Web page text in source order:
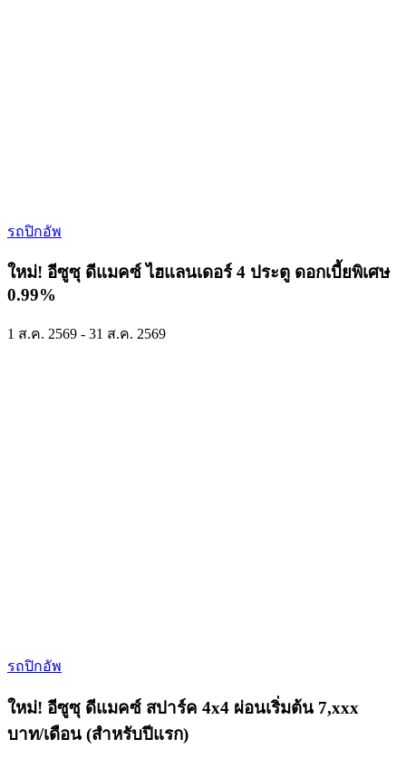
รถปิกอัพ
ใหม่! อีซูซุ ดีแมคซ์ ไฮแลนเดอร์ 4 ประตู ดอกเบี้ยพิเศษ
0.99%
1 ส.ค. 2569 - 31 ส.ค. 2569
รถปิกอัพ
ใหม่! อีซูซุ ดีแมคซ์ สปาร์ค 4x4 ผ่อนเริ่มต้น 7,xxx
บาท/เดือน (สำหรับปีแรก)